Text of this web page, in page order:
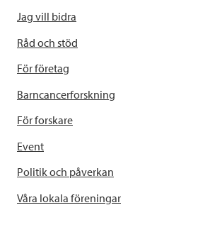
Jag vill bidra
Råd och stöd
För företag
Barncancerforskning
För forskare
Event
Politik och påverkan
Våra lokala föreningar